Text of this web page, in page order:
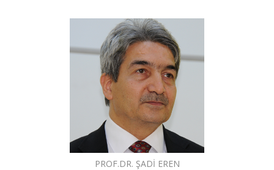
PROF.DR. ŞADI EREN